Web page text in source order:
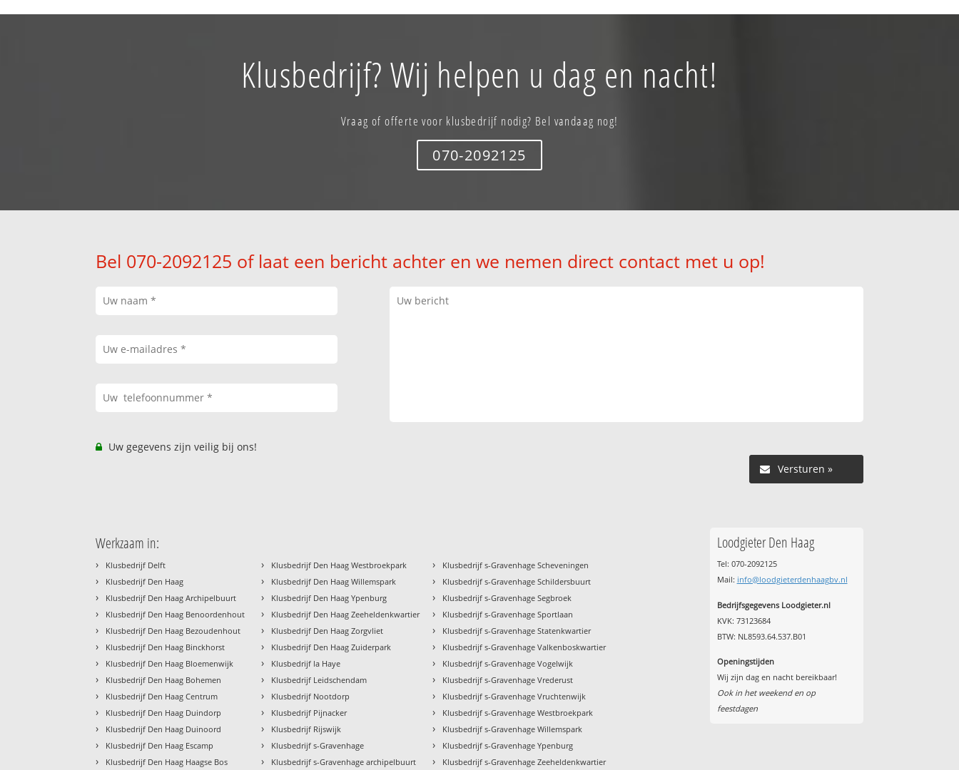
Klusbedrijf? Wij helpen u dag en nacht!
Vraag of offerte voor klusbedrijf nodig? Bel vandaag nog!
070-2092125
Bel 070-2092125 of laat een bericht achter en we nemen direct contact met u op!
Uw gegevens zijn veilig bij ons!
Versturen »
Werkzaam in:
› Klusbedrijf Delft
› Klusbedrijf Den Haag
› Klusbedrijf Den Haag Archipelbuurt
› Klusbedrijf Den Haag Benoordenhout
› Klusbedrijf Den Haag Bezoudenhout
› Klusbedrijf Den Haag Binckhorst
› Klusbedrijf Den Haag Bloemenwijk
› Klusbedrijf Den Haag Bohemen
› Klusbedrijf Den Haag Centrum
› Klusbedrijf Den Haag Duindorp
› Klusbedrijf Den Haag Duinoord
› Klusbedrijf Den Haag Escamp
› Klusbedrijf Den Haag Haagse Bos
› Klusbedrijf Den Haag Westbroekpark
› Klusbedrijf Den Haag Willemspark
› Klusbedrijf Den Haag Ypenburg
› Klusbedrijf Den Haag Zeeheldenkwartier
› Klusbedrijf Den Haag Zorgvliet
› Klusbedrijf Den Haag Zuiderpark
› Klusbedrijf la Haye
› Klusbedrijf Leidschendam
› Klusbedrijf Nootdorp
› Klusbedrijf Pijnacker
› Klusbedrijf Rijswijk
› Klusbedrijf s-Gravenhage
› Klusbedrijf s-Gravenhage archipelbuurt
› Klusbedrijf s-Gravenhage Scheveningen
› Klusbedrijf s-Gravenhage Schildersbuurt
› Klusbedrijf s-Gravenhage Segbroek
› Klusbedrijf s-Gravenhage Sportlaan
› Klusbedrijf s-Gravenhage Statenkwartier
› Klusbedrijf s-Gravenhage Valkenboskwartier
› Klusbedrijf s-Gravenhage Vogelwijk
› Klusbedrijf s-Gravenhage Vrederust
› Klusbedrijf s-Gravenhage Vruchtenwijk
› Klusbedrijf s-Gravenhage Westbroekpark
› Klusbedrijf s-Gravenhage Willemspark
› Klusbedrijf s-Gravenhage Ypenburg
› Klusbedrijf s-Gravenhage Zeeheldenkwartier
Loodgieter Den Haag
Tel: 070-2092125
Mail: info@loodgieterdenhaagbv.nl
Bedrijfsgegevens Loodgieter.nl
KVK: 73123684
BTW: NL8593.64.537.B01
Openingstijden
Wij zijn dag en nacht bereikbaar!
Ook in het weekend en op
feestdagen